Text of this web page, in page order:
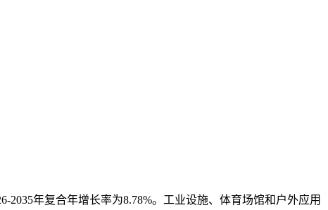
2035年复合年增长率为8.78%。工业设施、体育场馆和户外应用